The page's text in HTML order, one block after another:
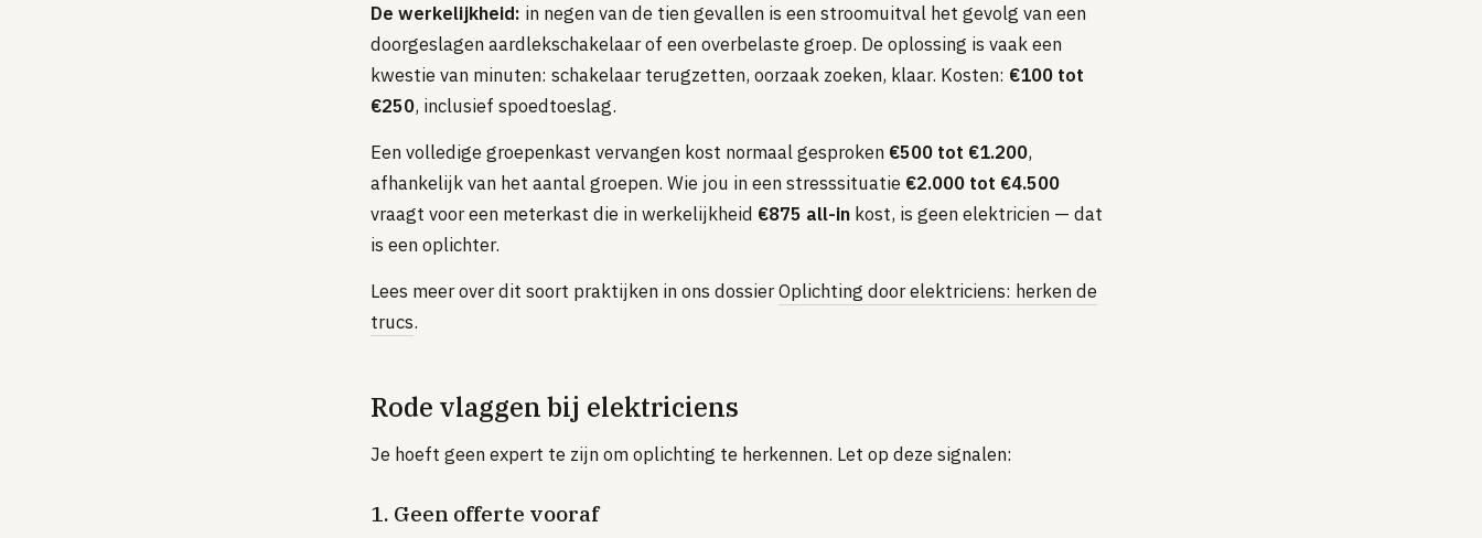
De werkelijkheid: in negen van de tien gevallen is een stroomuitval het gevolg van een
doorgeslagen aardlekschakelaar of een overbelaste groep. De oplossing is vaak een
kwestie van minuten: schakelaar terugzetten, oorzaak zoeken, klaar. Kosten: €100 tot
€250, inclusief spoedtoeslag.
Een volledige groepenkast vervangen kost normaal gesproken €500 tot €1.200,
afhankelijk van het aantal groepen. Wie jou in een stresssituatie €2.000 tot €4.500
vraagt voor een meterkast die in werkelijkheid €875 all-in kost, is geen elektricien — dat
is een oplichter.
Lees meer over dit soort praktijken in ons dossierOplichting door elektriciens: herken de
trucs.
Rode vlaggen bij elektriciens
Je hoeft geen expert te zijn om oplichting te herkennen. Let op deze signalen:
1. Geen offerte vooraf